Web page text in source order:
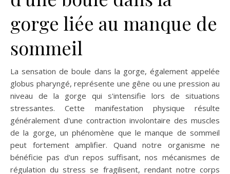
gorge liée au manque de
sommeil
La sensation de boule dans la gorge, également appelée
globus pharyngé, représente une gêne ou une pression au
niveau de la gorge qui s'intensifie lors de situations
stressantes. Cette manifestation physique résulte
généralement d'une contraction involontaire des muscles
de la gorge, un phénomène que le manque de sommeil
peut fortement amplifier. Quand notre organisme ne
bénéficie pas d'un repos suffisant, nos mécanismes de
régulation du stress se fragilisent, rendant notre corps